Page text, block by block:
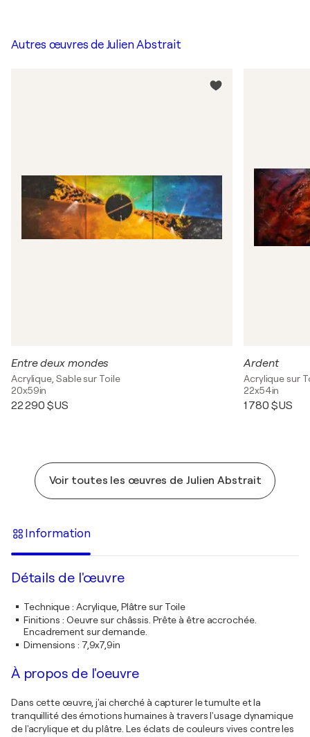
Autres œuvres de Julien Abstrait
Entre deux mondes
Acrylique, Sable sur Toile
20x59in
22 290 $US
Ardent
Acrylique sur
22x54in
1 780 $US
Voir toutes les œuvres de Julien Abstrait
Information
Détails de l'œuvre
Technique: Acrylique, Plâtre sur Toile
Finitions : Oeuvre sur châssis. Prête à être accrochée.
Encadrement sur demande.
Dimensions : 7,9x7,9in
À propos de l'oeuvre
Dans cette œuvre, j'ai cherché à capturer le tumulte et la
tranquillité des émotions humaines à travers l'usage dynamique
de l'acrylique et du plâtre. Les éclats de couleurs vives contre les